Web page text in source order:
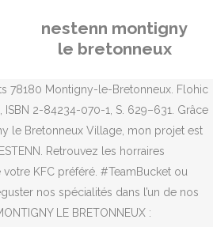
nestenn montigny
le bretonneux
78180 Montigny-le-Bretonneux. Flohic
ISBN 2-84234-070-1, S. 629–631. Grâce
le Bretonneux Village, mon projet est
Retrouvez les horraires
KFC préféré. #TeamBucket ou
nos spécialités dans l’un de nos
LE BRETONNEUX :